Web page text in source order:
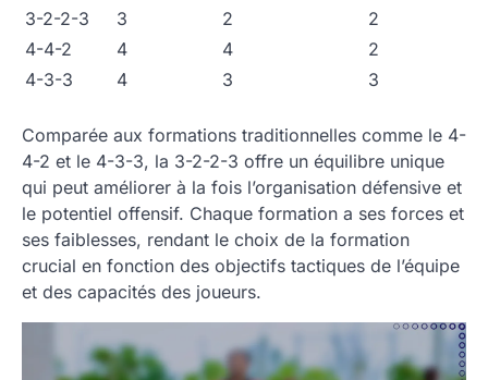
3-2-2-3
3 2
2
4-4-2
4 4
2
4-3-3
4 3 3
Comparée aux formations traditionnelles comme le 4-
4-2 et le 4-3-3, la 3-2-2-3 offre un équilibre unique
qui peut améliorer à la fois l’organisation défensive et
le potentiel offensif. Chaque formation a ses forces et
ses faiblesses, rendant le choix de la formation
crucial en fonction des objectifs tactiques de l’équipe
et des capacités des joueurs.